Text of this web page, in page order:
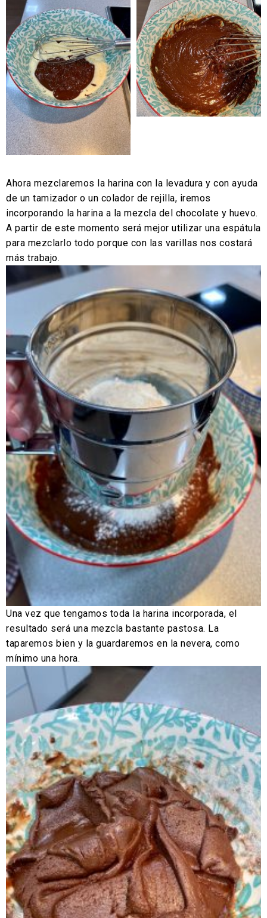
Ahora mezclaremos la harina con la levadura y con ayuda
de un tamizador o un colador de rejilla, iremos
incorporando la harina a la mezcla del chocolate y huevo.
A partir de este momento será mejor utilizar una espátula
para mezclarlo todo porque con las varillas nos costará
más trabajo.
Una vez que tengamos toda la harina incorporada, el
resultado será una mezcla bastante pastosa. La
taparemos bien y la guardaremos en la nevera, como
mínimo una hora.